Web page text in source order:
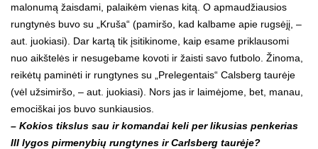
malonumą žaisdami, palaikėm vienas kitą. O apmaudžiausios
rungtynės buvo su „Kruša“ (pamiršo, kad kalbame apie rugsėjį, –
aut. juokiasi). Dar kartą tik įsitikinome, kaip esame priklausomi
nuo aikštelės ir nesugebame kovoti ir žaisti savo futbolo. Žinoma,
reikėtų paminėti ir rungtynes su „Prelegentais“ Calsberg taurėje
(vėl užsimiršo, – aut. juokiasi). Nors jas ir laimėjome, bet, manau,
emociškai jos buvo sunkiausios.
– Kokios tikslus sau ir komandai keli per likusias penkerias
III lygos pirmenybių rungtynes ir Carlsberg taurėje?